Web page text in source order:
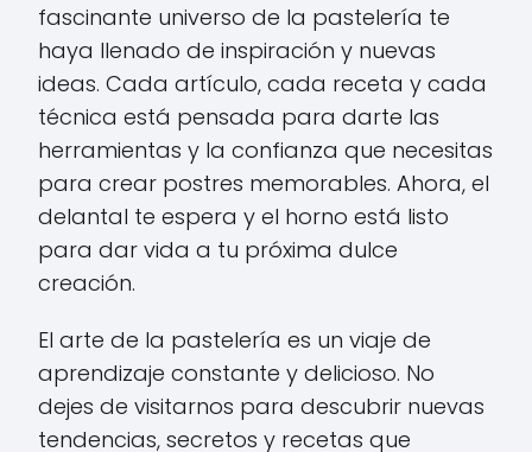
fascinante universo de la pastelería te
haya llenado de inspiración y nuevas
ideas. Cada artículo, cada receta y cada
técnica está pensada para darte las
herramientas y la confianza que necesitas
para crear postres memorables. Ahora, el
delantal te espera y el horno está listo
para dar vida a tu próxima dulce
creación.
El arte de la pastelería es un viaje de
aprendizaje constante y delicioso. No
dejes de visitarnos para descubrir nuevas
tendencias, secretos y recetas que